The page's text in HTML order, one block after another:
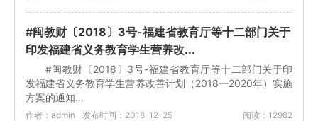
#闽教财〔2018〕3号-福建省教育厅等十二部门关于
印发福建省义务教育学生营养改...
#闽教财〔2018〕3号-福建省教育厅等十二部门关于印
发福建省义务教育学生营养改善计划（2018—2020年）实施
方案的通知…
作者：admin 发布时间：2018-12-25 阅读：12982